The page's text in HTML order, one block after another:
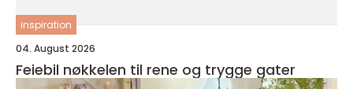
inspiration
04. August 2026
Feiebil nøkkelen til rene og trygge gater